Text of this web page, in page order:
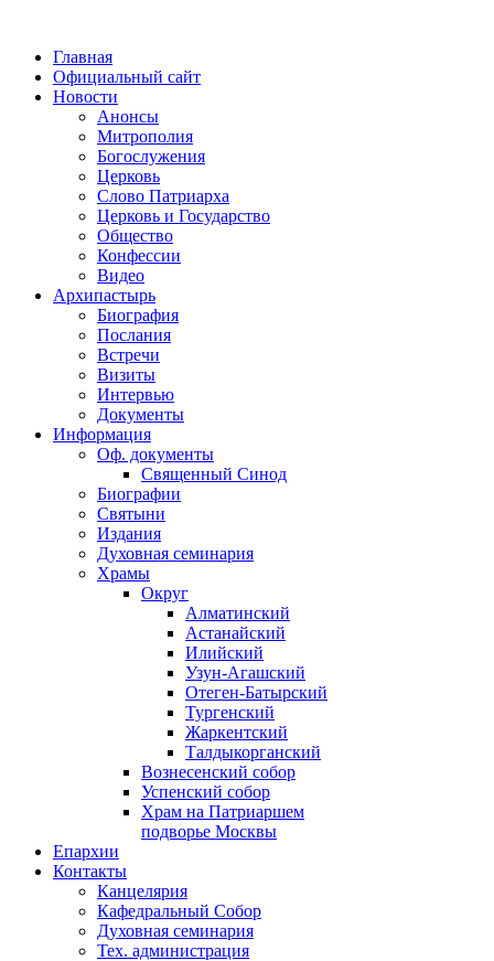
Главная
Официальный сайт
Новости
Анонсы
Митрополия
Богослужения
Церковь
Слово Патриарха
Церковь и Государство
Общество
Конфессии
Видео
Архипастырь
Биография
Послания
Встречи
Визиты
Интервью
Документы
Информация
Оф. документы
Священный Синод
Биографии
Святыни
Издания
Духовная семинария
Храмы
Округ
Алматинский
Астанайский
Илийский
Узун-Агашский
Отеген-Батырский
Тургенский
Жаркентский
Талдыкорганский
Вознесенский собор
Успенский собор
Храм на Патриаршем
подворье Москвы
Епархии
Контакты
Канцелярия
Кафедральный Собор
Духовная семинария
Тех. администрация